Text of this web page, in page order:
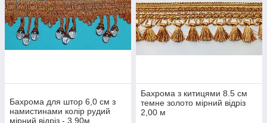
Бахрома для штор 6,0 см з
намистинами колір рудий
мірний відріз - 3,90м
Бахрома з китицями 8.5 см
темне золото мірний відріз
2,00 м